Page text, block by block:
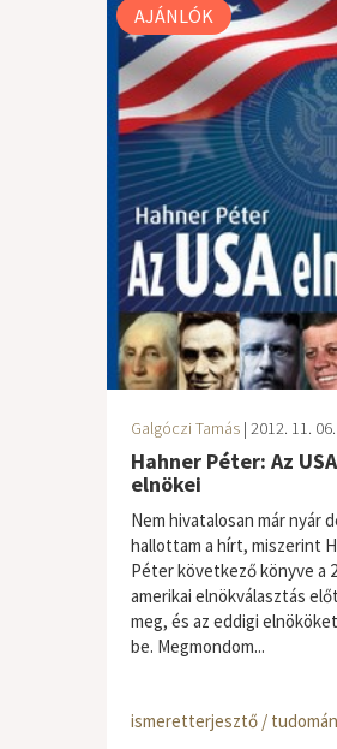
AJÁNLÓK
Galgóczi Tamás | 2012. 11. 06.
Hahner Péter: Az USA
elnökei
Nem hivatalosan már nyár
hallottam a hírt, miszerint
Péter következő könyve a
amerikai elnökválasztás
meg, és az eddigi
be. Megmondom...
ismeretterjesztő /